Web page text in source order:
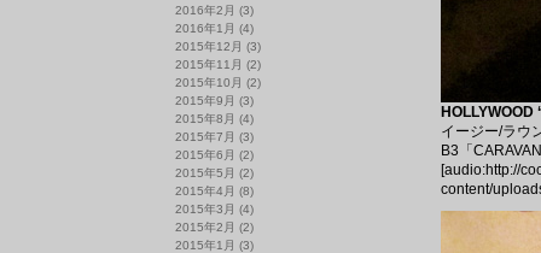
HOLLYWOOD
イージー/ラウ
B3「
[audio:http://
content/
2016年2月 (3)
2016年1月 (4)
2015年12月 (3)
2015年11月 (2)
2015年10月 (2)
2015年9月 (3)
2015年8月 (4)
2015年7月 (3)
2015年6月 (2)
2015年5月 (2)
2015年4月 (8)
2015年3月 (4)
2015年2月 (2)
2015年1月 (3)